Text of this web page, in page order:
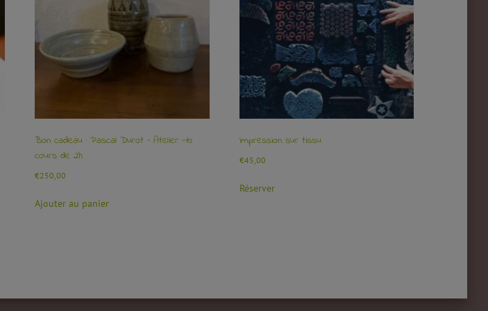
Bon cadeau : Pascal Durot – Atelier -10
cours de 2h
€250,00
Ajouter au panier
Impression sur tissu
€45,00
Réserver